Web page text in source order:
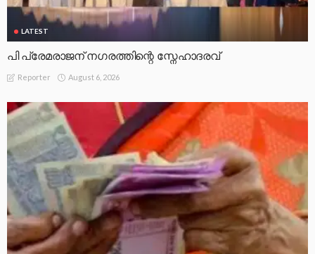
LATEST
പി പ്രേമരാജന് നഗരത്തിന്റെ സ്നേഹാദരവ്
Reporter August 6, 2026